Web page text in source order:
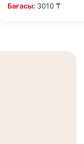
Бағасы:4990 ₸